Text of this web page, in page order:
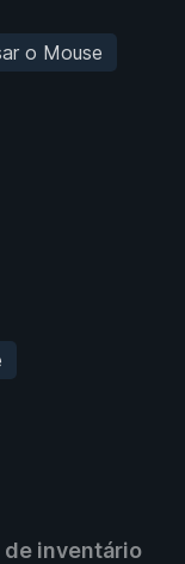
o Mouse
de inventário